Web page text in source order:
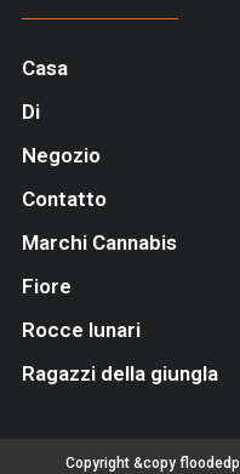
Casa
Di
Negozio
Contatto
Marchi Cannabis
Fiore
Rocce lunari
Ragazzi della giungla
Copyright &copy